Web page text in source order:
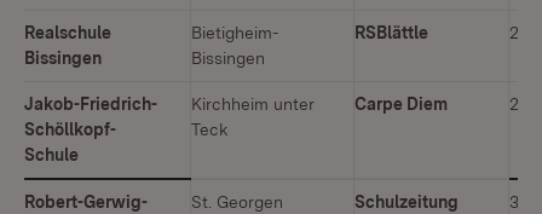
Realschule
Bissingen
Bietigheim-
Bissingen
RSBlättle 2.
Jakob-Friedrich-
Schöllkopf-
Schule
Kirchheim unter
Teck
Carpe Diem 2.
Robert-Gerwig-
St. Georgen Schulzeitung 3.